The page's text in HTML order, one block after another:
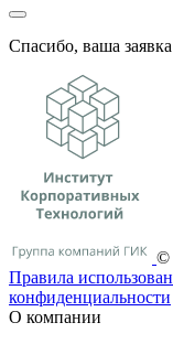
Спасибо, ваша
©
Правила
конфиденциальности
О компании